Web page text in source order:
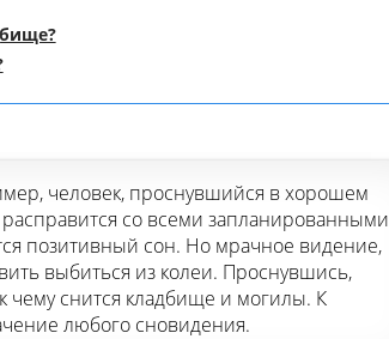
человек, проснувшийся в хорошем
со всеми запланированными
позитивный сон. Но мрачное видение,
выбиться из колеи. Проснувшись,
чему снится кладбище и могилы. К
любого сновидения.